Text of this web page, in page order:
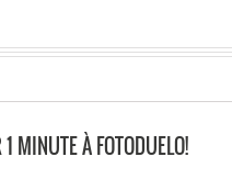
MINUTE À FOTODUELO!